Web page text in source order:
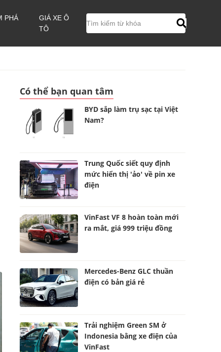
PHÁ
GIÁ XE Ô
TÔ
Có thể bạn quan tâm
BYD sắp làm trụ sạc tại Việt
Nam?
Trung Quốc siết quy định
mức hiển thị 'ảo' về pin xe
điện
VinFast VF 8 hoàn toàn mới
ra mắt, giá 999 triệu đồng
Mercedes-Benz GLC thuần
điện có bản giá rẻ
Trải nghiệm Green SM ở
Indonesia bằng xe điện của
VinFast